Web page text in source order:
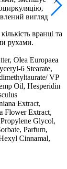
вигляд
вранці та
рухами.
Olea Europaea
6 Stearate,
VP
Oil, Hesperidin
Extract,
Flower Extract,
Glycol,
Parfum,
Cinnamal,